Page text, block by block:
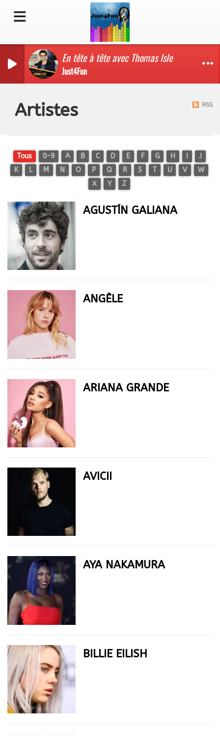
En tête à tête avec Thomas Isle
Just4Fun
Artistes RSS
Tous 0-9 A B C D E F G H
J
K
L M N O P Q R S T U V
W
X
Y Z
AGUSTÍN GALIANA
ANGÈLE
ARIANA GRANDE
AVICII
AYA NAKAMURA
BILLIE EILISH